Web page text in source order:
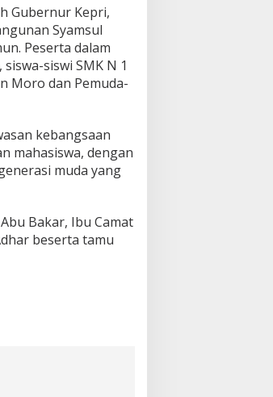
Gubernur Kepri,
Syamsul
Peserta dalam
siswi SMK N 1
Moro dan Pemuda-
kebangsaan
mahasiswa, dengan
muda yang
Bakar, Ibu Camat
beserta tamu